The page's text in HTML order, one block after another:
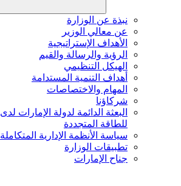
نبذة عن الوزارة
عن معالي الوزير
الأهداف الإستراتيجية
الرؤية والرسالة والقيم
الهيكل التنظيمي
أهداف التنمية المستدامة
المهام والاختصاصات
شركاؤنا
البعثة الدائمة لدولة الإمارات
للطاقة المتجددة
سياسة الأنظمة الإدارية المتكاملة
تطبيقات الوزارة
جناح الإمارات